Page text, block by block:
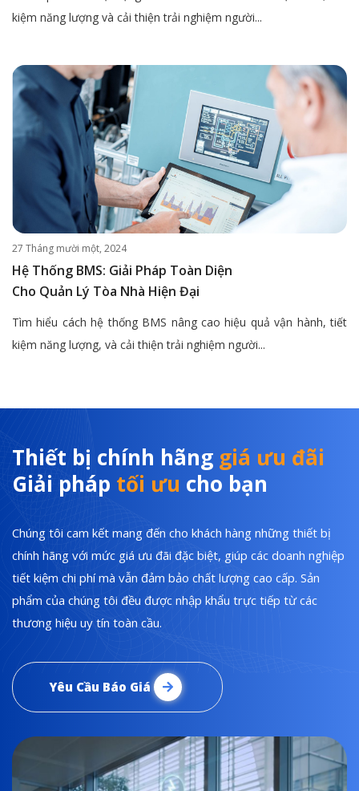
kiệm năng lượng và cải thiện trải nghiệm người...
27 Tháng mười một, 2024
Hệ Thống BMS: Giải Pháp Toàn Diện
Cho Quản Lý Tòa Nhà Hiện Đại
Tìm hiểu cách hệ thống BMS nâng cao hiệu quả vận hành, tiết
kiệm năng lượng, và cải thiện trải nghiệm người...
Thiết bị chính hãng giá ưu đãi
Giải pháp tối ưu cho bạn
Chúng tôi cam kết mang đến cho khách hàng những thiết bị
chính hãng với mức giá ưu đãi đặc biệt, giúp các doanh nghiệp
tiết kiệm chi phí mà vẫn đảm bảo chất lượng cao cấp. Sản
phẩm của chúng tôi đều được nhập khẩu trực tiếp từ các
thương hiệu uy tín toàn cầu.
Yêu Cầu Báo Giá